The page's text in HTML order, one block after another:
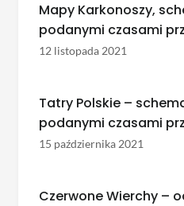
Mapy Karkonoszy,
podanymi czasami
12 listopada 2021
Tatry Polskie –
podanymi czasami
15 października 2021
Czerwone Wierchy –